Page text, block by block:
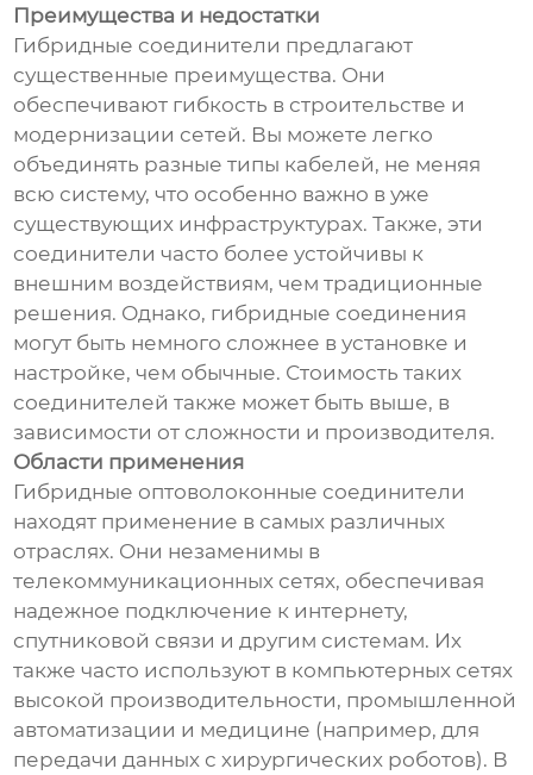
Преимущества и недостатки
Гибридные соединители предлагают
существенные преимущества. Они
обеспечивают гибкость в строительстве и
модернизации сетей. Вы можете легко
объединять разные типы кабелей, не меняя
всю систему, что особенно важно в уже
существующих инфраструктурах. Также, эти
соединители часто более устойчивы к
внешним воздействиям, чем традиционные
решения. Однако, гибридные соединения
могут быть немного сложнее в установке и
настройке, чем обычные. Стоимость таких
соединителей также может быть выше, в
зависимости от сложности и производителя.
Области применения
Гибридные оптоволоконные соединители
находят применение в самых различных
отраслях. Они незаменимы в
телекоммуникационных сетях, обеспечивая
надежное подключение к интернету,
спутниковой связи и другим системам. Их
также часто используют в компьютерных сетях
высокой производительности, промышленной
автоматизации и медицине (например, для
передачи данных с хирургических роботов). В